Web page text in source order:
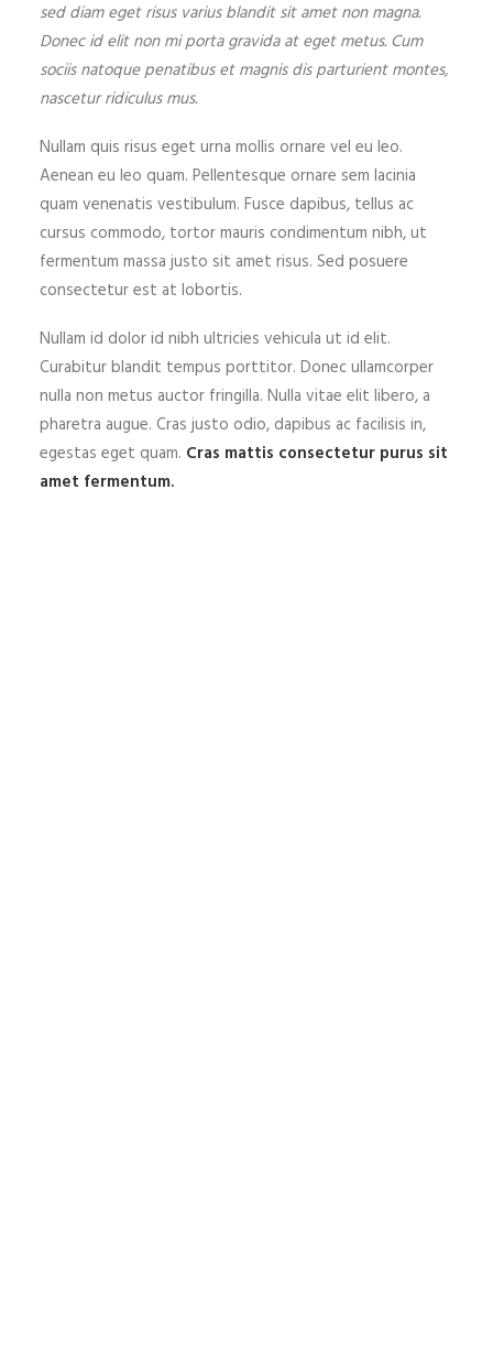
sed diam eget risus varius blandit sit amet non magna.
Donec id elit non mi porta gravida at eget metus. Cum
sociis natoque penatibus et magnis dis parturient montes,
nascetur ridiculus mus.
Nullam quis risus eget urna mollis ornare vel eu leo.
Aenean eu leo quam. Pellentesque ornare sem lacinia
quam venenatis vestibulum. Fusce dapibus, tellus ac
cursus commodo, tortor mauris condimentum nibh, ut
fermentum massa justo sit amet risus. Sed posuere
consectetur est at lobortis.
Nullam id dolor id nibh ultricies vehicula ut id elit.
Curabitur blandit tempus porttitor. Donec ullamcorper
nulla non metus auctor fringilla. Nulla vitae elit libero, a
pharetra augue. Cras justo odio, dapibus ac facilisis in,
egestas eget quam. Cras mattis consectetur purus sit
amet fermentum.